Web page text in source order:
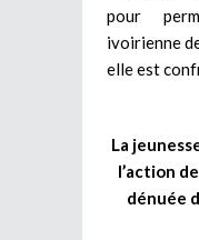
pour
ivoirienne
elle est
La
l’action
dénuée